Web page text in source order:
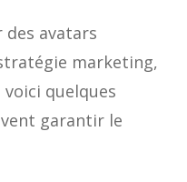
avatars
marketing,
quelques
garantir le